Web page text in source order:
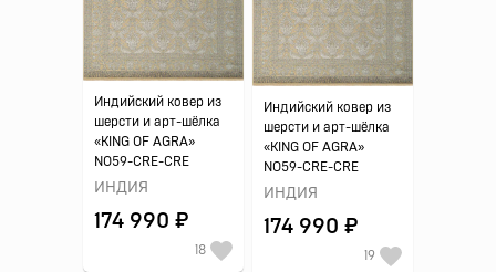
Индийский ковер из
шерсти и арт-шёлка
«KING OF AGRA»
NO59-CRE-CRE
ИНДИЯ
174 990 ₽
18
Индийский ковер из
шерсти и арт-шёлка
«KING OF AGRA»
NO59-CRE-CRE
ИНДИЯ
174 990 ₽
19